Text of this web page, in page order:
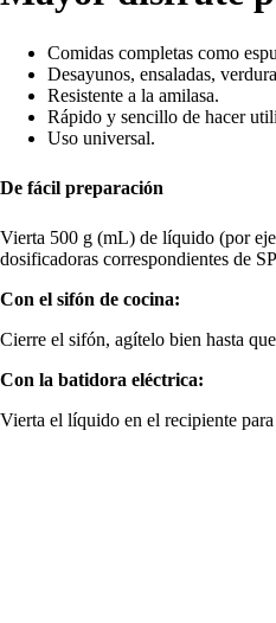
Comidas completas como
Desayunos, ensaladas,
Resistente a la amilasa.
Rápido y sencillo de hacer
Uso universal.
De fácil preparación
Vierta 500 g (mL) de líquido (por
dosificadoras correspondientes de
Con el sifón de cocina:
Cierre el sifón, agítelo bien hasta
Con la batidora eléctrica:
Vierta el líquido en el recipiente